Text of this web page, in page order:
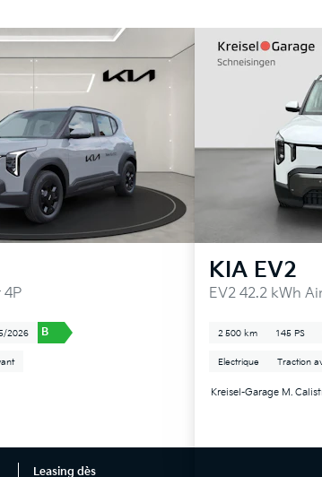
4P
2026 B
Leasing dès
KIA EV2
EV2 42.2 kWh
2 500 km 145 PS
Electrique Traction
Kreisel-Garage M.